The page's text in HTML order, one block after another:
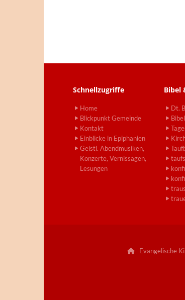
Schnellzugriffe
Home
Blickpunkt Gemeinde
Kontakt
Einblicke in Epiphanien
Geistl. Abendmusiken,
Konzerte, Vernissagen,
Lesungen
Bibel
Dt.
Evangelische